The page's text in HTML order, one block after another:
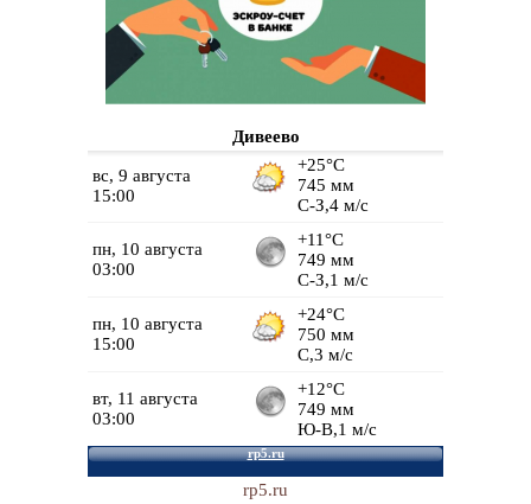
Дивеево
rp5.ru